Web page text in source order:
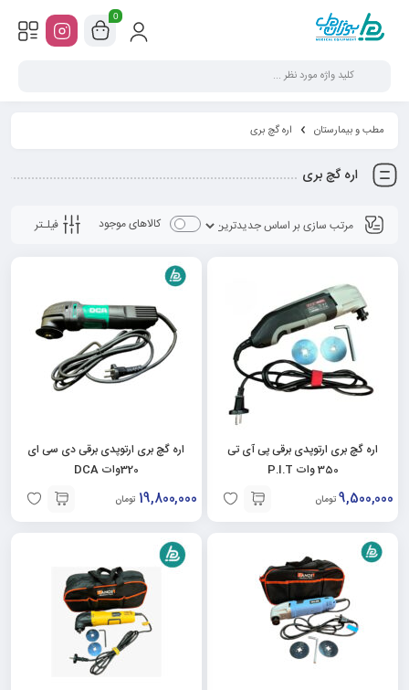
0
مطب و بیمارستان اره گچ بری
اره گچ بری
فیلـتر کالاهای موجود
اره گچ بری ارتوپدی برقی پی آی تی
350 وات P.I.T
9,500,000 تومان
اره گچ بری ارتوپدی برقی دی سی ای
320وات DCA
19,800,000 تومان